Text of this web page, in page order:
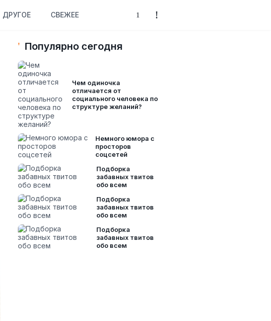
ДРУГОЕ СВЕЖЕЕ
Популярно сегодня
Чем одиночка
отличается от
социального человека по
структуре желаний?
Немного юмора с
просторов
соцсетей
Подборка
забавных твитов
обо всем
Подборка
забавных твитов
обо всем
Подборка
забавных твитов
обо всем